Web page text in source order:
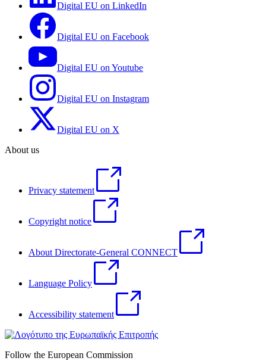
Digital EU on LinkedIn
Digital EU on Facebook
Digital EU on Youtube
Digital EU on Instagram
Digital EU on X
About us
Privacy statement
Copyright notice
About Directorate-General CONNECT
Language Policy
Accessibility statement
Follow the European Commission